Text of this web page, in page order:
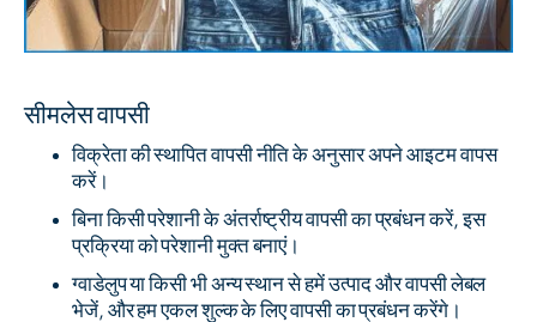
सीमलेस वापसी
विक्रेता की स्थापित वापसी नीति के अनुसार अपने आइटम वापस
करें।
बिना किसी परेशानी के अंतर्राष्ट्रीय वापसी का प्रबंधन करें, इस
प्रक्रिया को परेशानी मुक्त बनाएं।
ग्वाडेलुप या किसी भी अन्य स्थान से हमें उत्पाद और वापसी लेबल
भेजें, और हम एकल शुल्क के लिए वापसी का प्रबंधन करेंगे।